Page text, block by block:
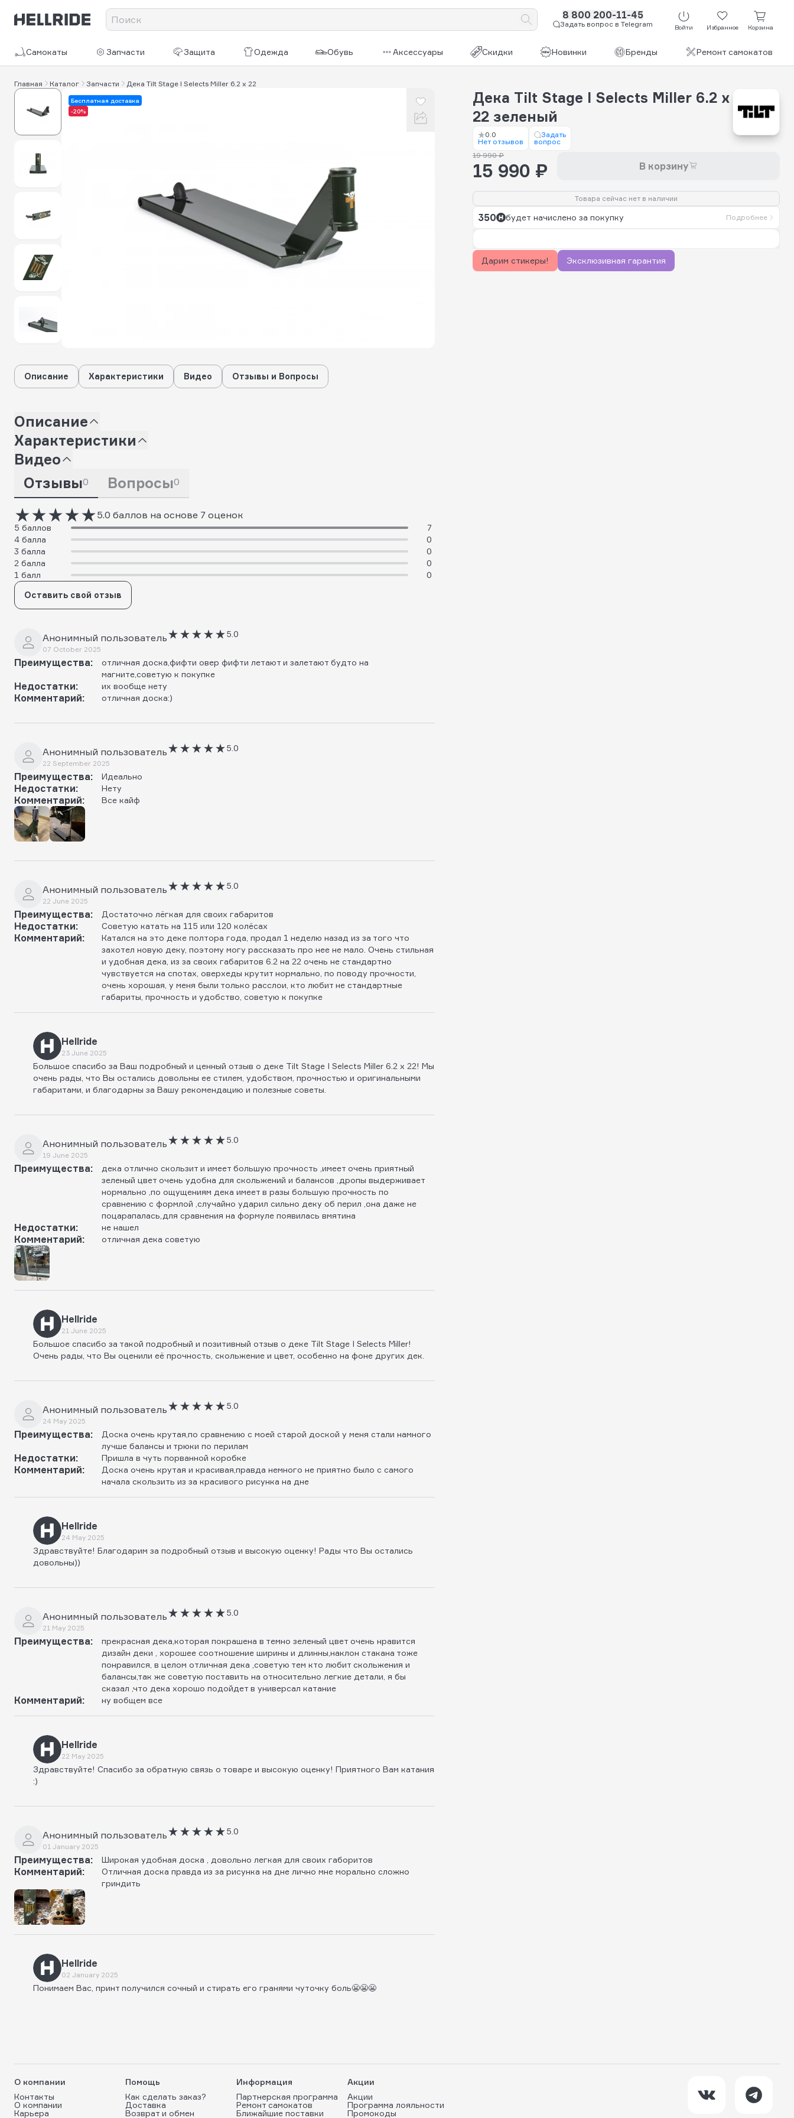
8 800 200-11-45
Задать вопрос в Telegram Войти Избранное Корзина
Самокаты Запчасти Защита Одежда Обувь Аксессуары Скидки Новинки Бренды Ремонт самокатов
Главная Каталог Запчасти Дека Tilt Stage I Selects Miller 6.2 x 22
Бесплатная доставка
-20%
Дека Tilt Stage I Selects Miller 6.2 x
22 зеленый
0.0
Нет отзывов
Задать
вопрос
19 990 ₽
15 990 ₽ В корзину
Товара сейчас нет в наличии
350 будет начислено за покупку Подробнее
Дарим стикеры! Эксклюзивная гарантия
Описание Характеристики Видео Отзывы и Вопросы
Описание
Характеристики
Видео
Отзывы0 Вопросы0
5.0 баллов на основе 7 оценок
5 баллов
7
4 балла
0
3 балла
0
2 балла
0
1 балл
0
Оставить свой отзыв
Анонимный пользователь
07 October 2025
5.0
Преимущества:
отличная доска,фифти овер фифти летают и залетают будто на
магните,советую к покупке
Недостатки: их вообще нету
Комментарий: отличная доска:)
Анонимный пользователь
22 September 2025
5.0
Преимущества: Идеально
Недостатки: Нету
Комментарий: Все кайф
Анонимный пользователь
22 June 2025
5.0
Преимущества: Достаточно лёгкая для своих габаритов
Недостатки: Советую катать на 115 или 120 колёсах
Комментарий:
Катался на это деке полтора года, продал 1 неделю назад из за того что
захотел новую деку, поэтому могу рассказать про нее не мало. Очень стильная
и удобная дека, из за своих габаритов 6.2 на 22 очень не стандартно
чувствуется на спотах, оверхеды крутит нормально, по поводу прочности,
очень хорошая, у меня были только расслои, кто любит не стандартные
габариты, прочность и удобство, советую к покупке
Hellride
23 June 2025
Большое спасибо за Ваш подробный и ценный отзыв о деке Tilt Stage I Selects Miller 6.2 x 22! Мы
очень рады, что Вы остались довольны ее стилем, удобством, прочностью и оригинальными
габаритами, и благодарны за Вашу рекомендацию и полезные советы.
Анонимный пользователь
19 June 2025
5.0
Преимущества:
дека отлично скользит и имеет большую прочность ,имеет очень приятный
зеленый цвет очень удобна для скольжений и балансов ,дропы выдерживает
нормально ,по ощущениям дека имеет в разы большую прочность по
сравнению с формлой ,случайно ударил сильно деку об перил ,она даже не
поцарапалась,для сравнения на формуле появилась вмятина
Недостатки: не нашел
Комментарий: отличная дека советую
Hellride
21 June 2025
Большое спасибо за такой подробный и позитивный отзыв о деке Tilt Stage I Selects Miller!
Очень рады, что Вы оценили её прочность, скольжение и цвет, особенно на фоне других дек.
Анонимный пользователь
24 May 2025
5.0
Преимущества:
Доска очень крутая,по сравнению с моей старой доской у меня стали намного
лучше балансы и трюки по перилам
Недостатки: Пришла в чуть порванной коробке
Комментарий:
Доска очень крутая и красивая,правда немного не приятно было с самого
начала скользить из за красивого рисунка на дне
Hellride
24 May 2025
Здравствуйте! Благодарим за подробный отзыв и высокую оценку! Рады что Вы остались
довольны))
Анонимный пользователь
21 May 2025
5.0
Преимущества:
прекрасная дека,которая покрашена в темно зеленый цвет очень нравится
дизайн деки , хорошее соотношение ширины и длинны,наклон стакана тоже
понравился, в целом отличная дека ,советую тем кто любит скольжения и
балансы,так же советую поставить на относительно легкие детали, я бы
сказал ,что дека хорошо подойдет в универсал катание
Комментарий: ну вобщем все
Hellride
22 May 2025
Здравствуйте! Спасибо за обратную связь о товаре и высокую оценку! Приятного Вам катания
:)
Анонимный пользователь
01 January 2025
5.0
Преимущества: Широкая удобная доска , довольно легкая для своих габоритов
Комментарий:
Отличная доска правда из за рисунка на дне лично мне морально сложно
гриндить
Hellride
02 January 2025
Понимаем Вас, принт получился сочный и стирать его гранями чуточку боль😬😬😬
О компании
Контакты
О компании
Карьера
Помощь
Как сделать заказ?
Доставка
Возврат и обмен
Информация
Партнерская программа
Ремонт самокатов
Ближайшие поставки
Акции
Акции
Программа лояльности
Промокоды